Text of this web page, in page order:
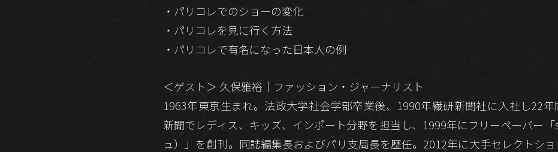
・パリコレでのショーの変化
・パリコレを見に行く方法
・パリコレで有名になった日本人の例
＜ゲスト＞ 久保雅裕｜ファッション・ジャーナリスト
1963年東京生まれ。法政大学社会学部卒業後、1990年繊研新聞社に入社し22
新聞でレディス、キッズ、インポート分野を担当し、1999年にフリーペーパー
ュ）」を創刊。同誌編集長およびパリ支局長を歴任。2012年に大手セレクトシ